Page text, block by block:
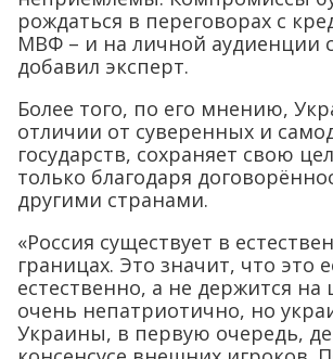
рождаться в переговорах с
МВФ – и на личной аудиенции
добавил эксперт.
Более того, по его мнению,
отличии от суверенных и
государств, сохраняет свою
только благодаря
другими странами.
«Россия существует в
границах. Это значит, что это
естественно, а не держится на
очень непатриотично, но
Украины, в первую очередь,